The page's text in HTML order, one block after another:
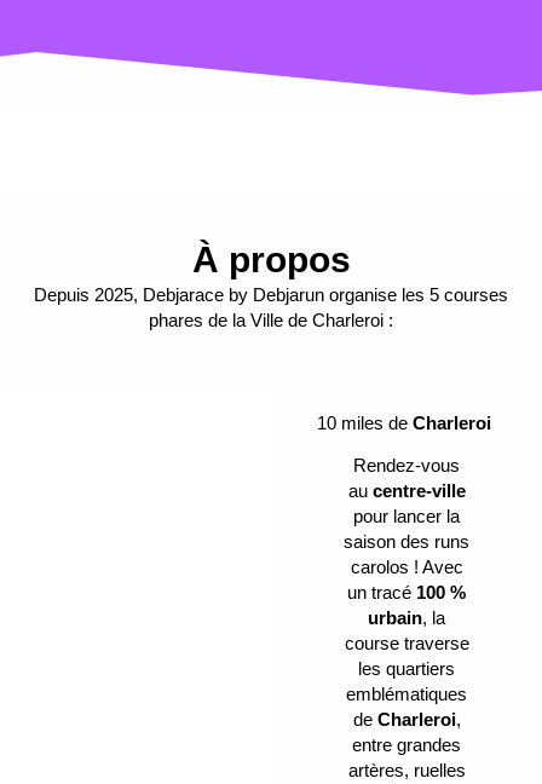
À propos
Depuis 2025, Debjarace by Debjarun organise les 5 courses
phares de la Ville de Charleroi :
10 miles de Charleroi
Rendez-vous
au centre-ville
pour lancer la
saison des runs
carolos ! Avec
un tracé 100 %
urbain, la
course traverse
les quartiers
emblématiques
de Charleroi,
entre grandes
artères, ruelles